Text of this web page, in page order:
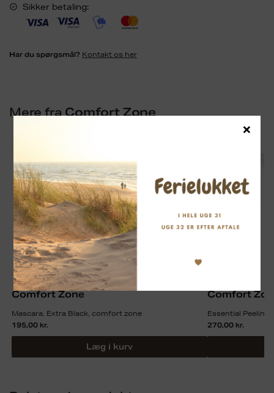
Sikker betaling:
Har du spørgsmål? Kontakt os her
Mere fra Comfort Zone
Comfort Zone
Mascara, Extra Black, comfort zone
195,00 kr.
Læg i kurv
Comfort
Essential Peeling
270,00 kr.
×